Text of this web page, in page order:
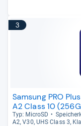
3
Samsung PRO
A2 Class 10
Typ: MicroSD
A2, V30, UHS Class 3,